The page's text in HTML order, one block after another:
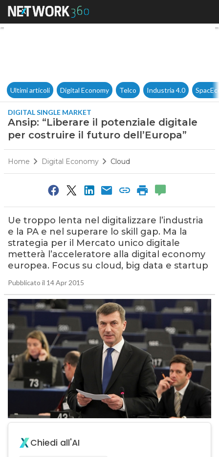
Ansip: “Liberare il potenziale
Ultimi articoli Digital Economy Telco Industria 4.0
DIGITAL SINGLE MARKET
Ansip: “Liberare il potenziale digitale
per costruire il futuro dell’Europa”
Home Digital Economy Cloud
Ue troppo lenta nel digitalizzare l’industria
e la PA e nel superare lo skill gap. Ma la
strategia per il Mercato unico digitale
metterà l’acceleratore alla digital economy
europea. Focus su cloud, big data e startup
Pubblicato il 14 Apr 2015
Chiedi all'AI